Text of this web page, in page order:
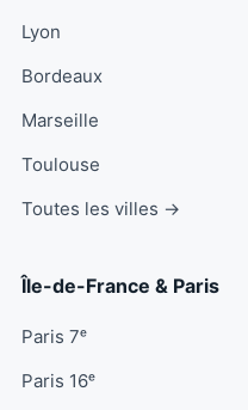
Lyon
Bordeaux
Marseille
Toulouse
Toutes les villes →
Île-de-France & Paris
Paris 7ᵉ
Paris 16ᵉ